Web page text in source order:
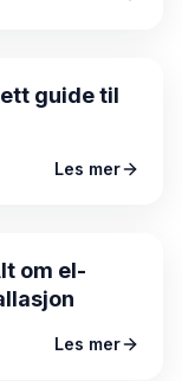
guide til
Les mer
om el-
Les mer